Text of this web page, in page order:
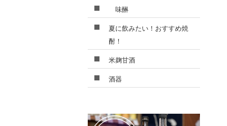
味醂
夏に飲みたい！おすすめ焼
酎！
米麹甘酒
酒器